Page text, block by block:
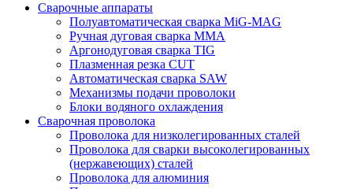
Сварочные аппараты
Полуавтоматическая сварка MiG-MAG
Ручная дуговая сварка MMA
Аргонодуговая сварка TIG
Плазменная резка CUT
Автоматическая сварка SAW
Механизмы подачи проволоки
Блоки водяного охлаждения
Сварочная проволока
Проволока для низколегированных сталей
Проволока для сварки высоколегированных
(нержавеющих) сталей
Проволока для алюминия